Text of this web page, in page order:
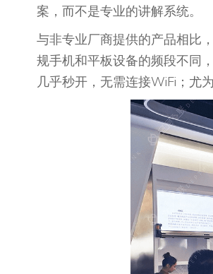
案，而不是专业的讲解系统。
与非专业厂商提供的产品相比
规手机和平板设备的频段不同
几乎秒开，无需连接WiFi；尤